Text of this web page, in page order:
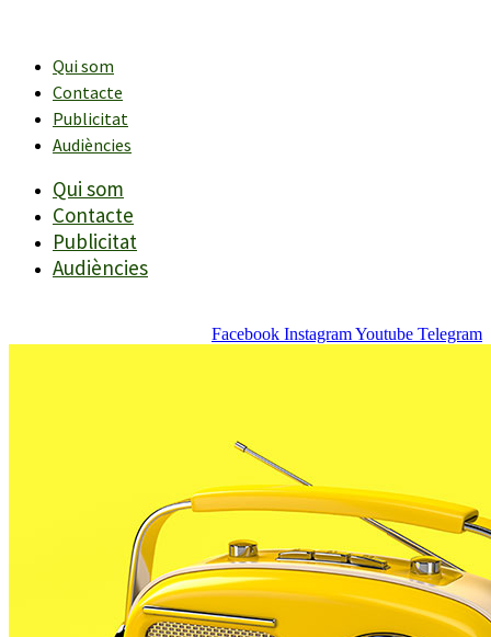
contingutQui som
Contacte
Publicitat
Audiències
Qui som
Contacte
Publicitat
Audiències
Facebook InstagramYoutube Telegram